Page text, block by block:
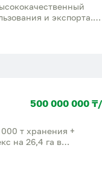
и экспорта.
т хранения +
на 26,4 га в
требуют ремонта) •